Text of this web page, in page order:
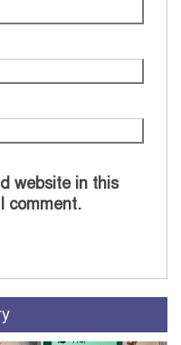
website in this
comment.